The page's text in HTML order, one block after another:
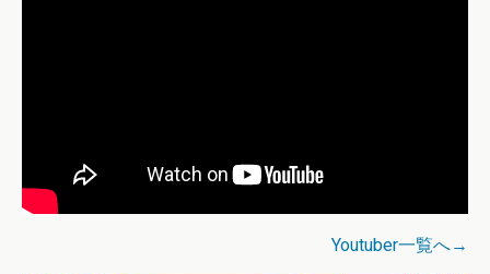
Youtuber一覧へ→